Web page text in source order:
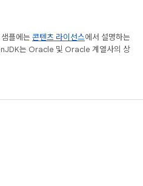
플에는 콘텐츠 라이선스에서 설명하는
는 Oracle 및 Oracle 계열사의 상